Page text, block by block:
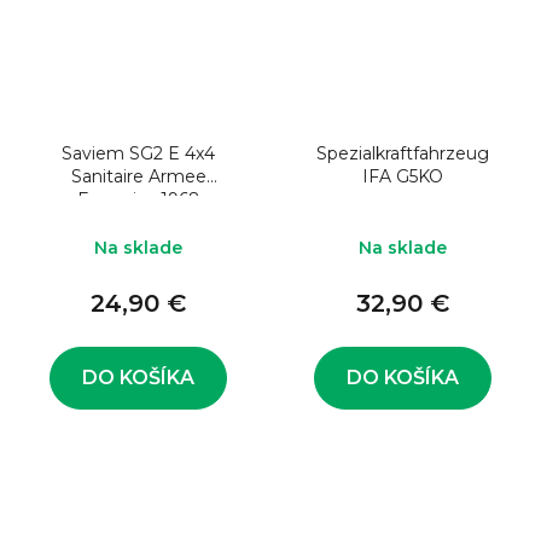
Saviem SG2 E 4x4
Sanitaire Armee
Francaise 1968
Na sklade
24,90 €
DO KOŠÍKA
Spezialkraftfahrzeug
IFA G5KO
Na sklade
32,90 €
DO KOŠÍKA